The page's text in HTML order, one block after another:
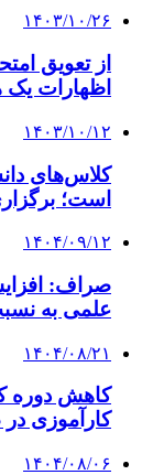
۱۴۰۳/۱۰/۲۶
از تعویق
اظهارات
۱۴۰۳/۱۰/۱۲
کلاس‌های
است؛
۱۴۰۴/۰۹/۱۲
علمی به
۱۴۰۴/۰۸/۲۱
کارآموزی
۱۴۰۴/۰۸/۰۶